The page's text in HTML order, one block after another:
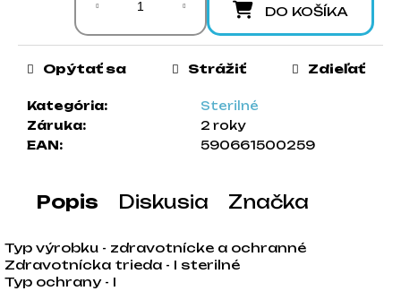
DO KOŠÍKA
Kategória:
Sterilné
Záruka:
2 roky
EAN: 590661500259
Opýtať sa Strážiť Zdieľať
Popis Diskusia Značka
Typ výrobku - zdravotnícke a ochranné
Zdravotnícka trieda - I sterilné
Typ ochrany - I